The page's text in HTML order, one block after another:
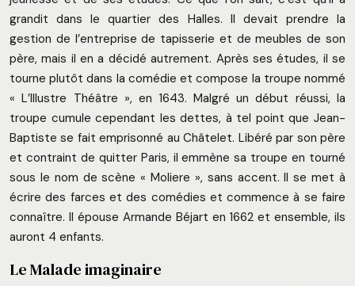
grandit dans le quartier des Halles. Il devait prendre la
gestion de l’entreprise de tapisserie et de meubles de son
père, mais il en a décidé autrement. Après ses études, il se
tourne plutôt dans la comédie et compose la troupe nommé
« L’Illustre Théâtre », en 1643. Malgré un début réussi, la
troupe cumule cependant les dettes, à tel point que Jean-
Baptiste se fait emprisonné au Châtelet. Libéré par son père
et contraint de quitter Paris, il emmène sa troupe en tourné
sous le nom de scène « Moliere », sans accent. Il se met à
écrire des farces et des comédies et commence à se faire
connaître. Il épouse Armande Béjart en 1662 et ensemble, ils
auront 4 enfants.
Le Malade imaginaire